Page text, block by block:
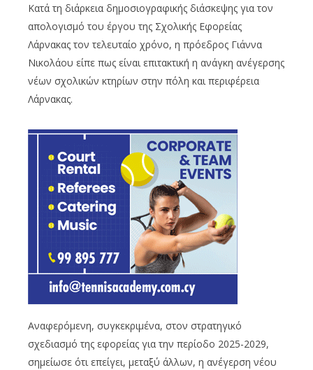
Κατά τη διάρκεια δημοσιογραφικής διάσκεψης για τον
απολογισμό του έργου της Σχολικής Εφορείας
Λάρνακας τον τελευταίο χρόνο, η πρόεδρος Γιάννα
Νικολάου είπε πως είναι επιτακτική η ανάγκη ανέγερσης
νέων σχολικών κτηρίων στην πόλη και περιφέρεια
Λάρνακας.
Αναφερόμενη, συγκεκριμένα, στον στρατηγικό
σχεδιασμό της εφορείας για την περίοδο 2025-2029,
σημείωσε ότι επείγει, μεταξύ άλλων, η ανέγερση νέου